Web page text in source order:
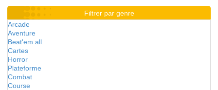
Filtrer par genre
Arcade
Aventure
Beat'em all
Cartes
Horror
Plateforme
Combat
Course